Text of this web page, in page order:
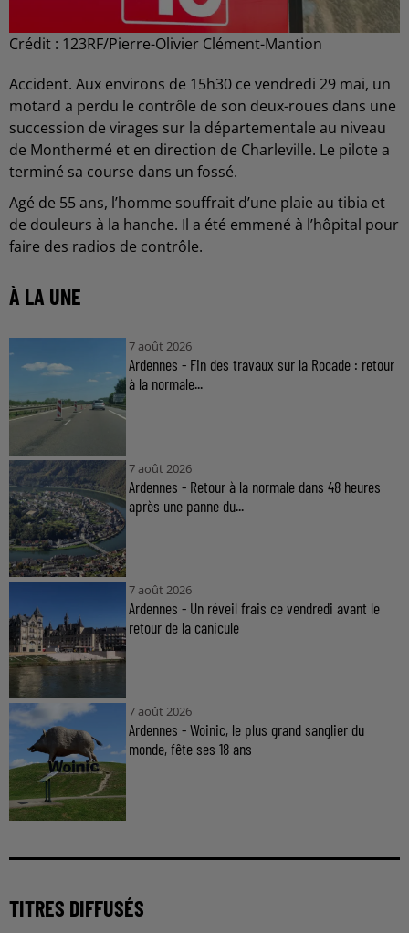
Crédit : 123RF/Pierre-Olivier Clément-Mantion
Accident. Aux environs de 15h30 ce vendredi 29 mai, un
motard a perdu le contrôle de son deux-roues dans une
succession de virages sur la départementale au niveau
de Monthermé et en direction de Charleville. Le pilote a
terminé sa course dans un fossé.
Agé de 55 ans, l’homme souffrait d’une plaie au tibia et
de douleurs à la hanche. Il a été emmené à l’hôpital pour
faire des radios de contrôle.
À LA UNE
7 août 2026
Ardennes - Fin des travaux sur la Rocade : retour
à la normale...
7 août 2026
Ardennes - Retour à la normale dans 48 heures
après une panne du...
7 août 2026
Ardennes - Un réveil frais ce vendredi avant le
retour de la canicule
7 août 2026
Ardennes - Woinic, le plus grand sanglier du
monde, fête ses 18 ans
TITRES DIFFUSÉS